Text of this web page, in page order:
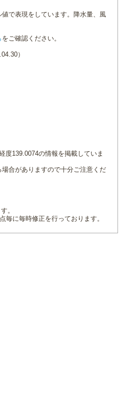
で表現をしています。降水量、風
をご確認ください。
）
度139.0074の情報を掲載していま
合がありますので十分ご注意くだ
。
に毎時修正を行っております。